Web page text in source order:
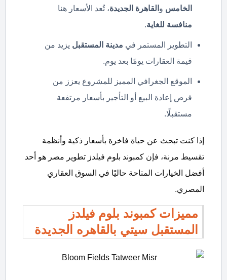
الخامس و القاهرة الجديدة، تُعد الأسعار هنا
منافسة للغاية.
التطوير المستمر في مدينة المستقبل يزيد من
قيمة العقارات يومًا بعد يوم.
الموقع الجغرافي المميز للمشروع يعزز من
فرص إعادة البيع أو التأجير بأسعار مرتفعة
مستقبلًا.
إذا كنت تبحث عن حياة فاخرة بأسعار ذكية وأنظمة
تقسيط مرنة، فإن كمبوند بلوم فيلدز تطوير مصر هو أحد
أفضل الخيارات المتاحة حاليًا في السوق العقاري
المصري.
مميزات كمبوند بلوم فيلدز
المستقبل سيتي بالقاهره الجديدة